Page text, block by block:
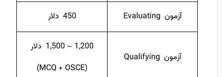
آزمون Evaluating 450 دلار
آزمون Qualifying
1,200 – 1,500 دلار